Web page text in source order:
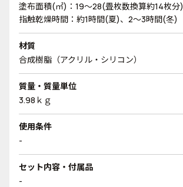
塗布面積(㎡)：19～28(畳枚数換算約14枚分)
指触乾燥時間：約1時間(夏)、2～3時間(冬)
材質
合成樹脂（アクリル・シリコン）
質量・質量単位
3.98ｋｇ
使用条件
-
セット内容・付属品
-